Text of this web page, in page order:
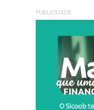
PUBLICIDADE